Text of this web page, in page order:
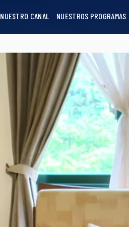
NUESTRO CANAL NUESTROS PROGRAMAS